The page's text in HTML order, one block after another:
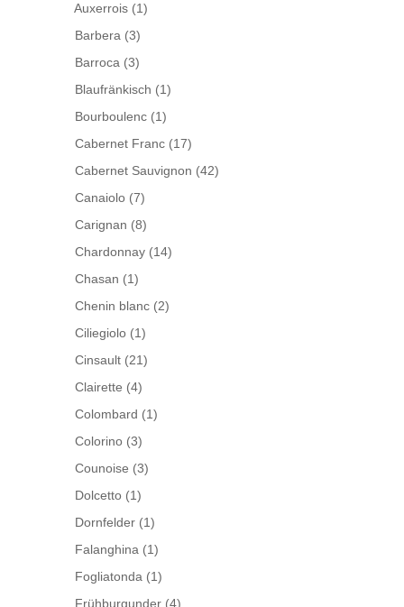
Auxerrois (1)
Barbera (3)
Barroca (3)
Blaufränkisch (1)
Bourboulenc (1)
Cabernet Franc (17)
Cabernet Sauvignon (42)
Canaiolo (7)
Carignan (8)
Chardonnay (14)
Chasan (1)
Chenin blanc (2)
Ciliegiolo (1)
Cinsault (21)
Clairette (4)
Colombard (1)
Colorino (3)
Counoise (3)
Dolcetto (1)
Dornfelder (1)
Falanghina (1)
Fogliatonda (1)
Frühburgunder (4)